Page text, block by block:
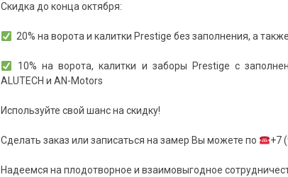
Скидка до конца октября:
20% на ворота и калитки Prestige без заполнения, а
10% на ворота, калитки и заборы Prestige с
ALUTECH и AN-Motors
Используйте свой шанс на скидку!
Сделать заказ или записаться на замер Вы можете по +7
Надеемся на плодотворное и взаимовыгодное